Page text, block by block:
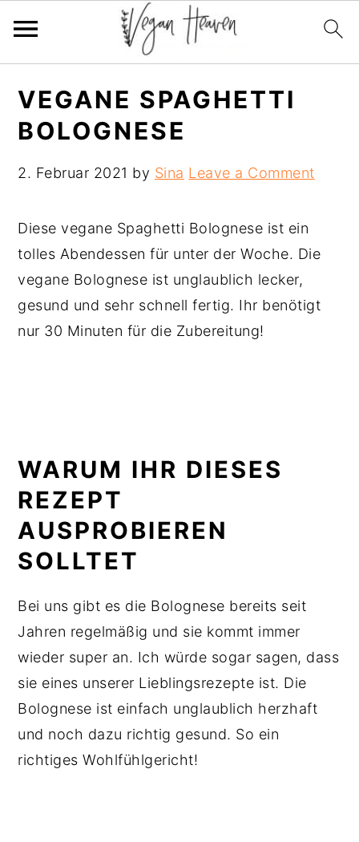
primary
main
primary
VEGANE SPAGHETTI
BOLOGNESE
2. Februar 2021 by Sina Leave a Comment
Diese vegane Spaghetti Bolognese ist ein
tolles Abendessen für unter der Woche. Die
vegane Bolognese ist unglaublich lecker,
gesund und sehr schnell fertig. Ihr benötigt
nur 30 Minuten für die Zubereitung!
WARUM IHR DIESES
REZEPT
AUSPROBIEREN
SOLLTET
Bei uns gibt es die Bolognese bereits seit
Jahren regelmäßig und sie kommt immer
wieder super an. Ich würde sogar sagen, dass
sie eines unserer Lieblingsrezepte ist. Die
Bolognese ist einfach unglaublich herzhaft
und noch dazu richtig gesund. So ein
richtiges Wohlfühlgericht!